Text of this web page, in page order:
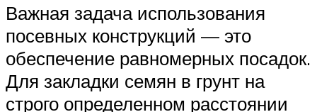
Важная задача использования
посевных конструкций — это
обеспечение равномерных посадок.
Для закладки семян в грунт на
строго определенном расстоянии